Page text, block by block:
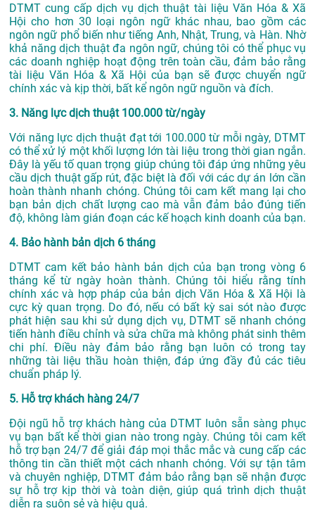
DTMT cung cấp dịch vụ dịch thuật tài liệu Văn Hóa & Xã
Hội cho hơn 30 loại ngôn ngữ khác nhau, bao gồm các
ngôn ngữ phổ biến như tiếng Anh, Nhật, Trung, và Hàn. Nhờ
khả năng dịch thuật đa ngôn ngữ, chúng tôi có thể phục vụ
các doanh nghiệp hoạt động trên toàn cầu, đảm bảo rằng
tài liệu Văn Hóa & Xã Hội của bạn sẽ được chuyển ngữ
chính xác và kịp thời, bất kể ngôn ngữ nguồn và đích.
3. Năng lực dịch thuật 100.000 từ/ngày
Với năng lực dịch thuật đạt tới 100.000 từ mỗi ngày, DTMT
có thể xử lý một khối lượng lớn tài liệu trong thời gian ngắn.
Đây là yếu tố quan trọng giúp chúng tôi đáp ứng những yêu
cầu dịch thuật gấp rút, đặc biệt là đối với các dự án lớn cần
hoàn thành nhanh chóng. Chúng tôi cam kết mang lại cho
bạn bản dịch chất lượng cao mà vẫn đảm bảo đúng tiến
độ, không làm gián đoạn các kế hoạch kinh doanh của bạn.
4. Bảo hành bản dịch 6 tháng
DTMT cam kết bảo hành bản dịch của bạn trong vòng 6
tháng kể từ ngày hoàn thành. Chúng tôi hiểu rằng tính
chính xác và hợp pháp của bản dịch Văn Hóa & Xã Hội là
cực kỳ quan trọng. Do đó, nếu có bất kỳ sai sót nào được
phát hiện sau khi sử dụng dịch vụ, DTMT sẽ nhanh chóng
tiến hành điều chỉnh và sửa chữa mà không phát sinh thêm
chi phí. Điều này đảm bảo rằng bạn luôn có trong tay
những tài liệu thầu hoàn thiện, đáp ứng đầy đủ các tiêu
chuẩn pháp lý.
5. Hỗ trợ khách hàng 24/7
Đội ngũ hỗ trợ khách hàng của DTMT luôn sẵn sàng phục
vụ bạn bất kể thời gian nào trong ngày. Chúng tôi cam kết
hỗ trợ bạn 24/7 để giải đáp mọi thắc mắc và cung cấp các
thông tin cần thiết một cách nhanh chóng. Với sự tận tâm
và chuyên nghiệp, DTMT đảm bảo rằng bạn sẽ nhận được
sự hỗ trợ kịp thời và toàn diện, giúp quá trình dịch thuật
diễn ra suôn sẻ và hiệu quả.